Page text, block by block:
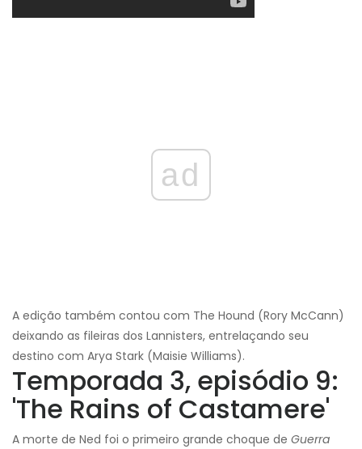
ad
A edição também contou com The Hound (Rory McCann)
deixando as fileiras dos Lannisters, entrelaçando seu
destino com Arya Stark (Maisie Williams).
Temporada 3, episódio 9:
'The Rains of Castamere'
A morte de Ned foi o primeiro grande choque de Guerra